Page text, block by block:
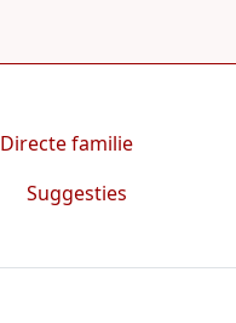
Directe familie
Suggesties